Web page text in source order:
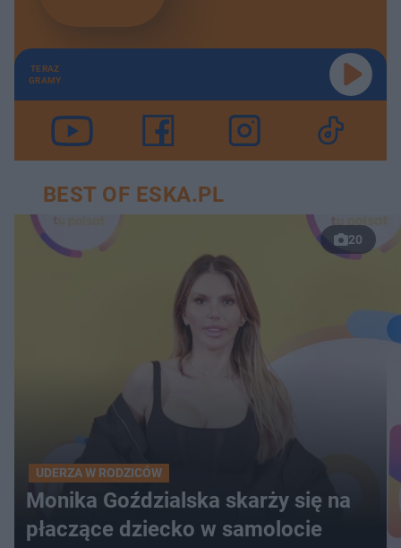
TERAZ
GRAMY
BEST OF ESKA.PL
20
UDERZA W RODZICÓW
Monika Goździalska skarży się na
płaczące dziecko w samolocie